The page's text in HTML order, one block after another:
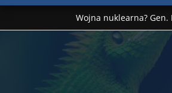
Wojna nuklearna? Gen.
Wojna Rosji z Ukrainą.
„Ciao, Goethe!”: Jacek